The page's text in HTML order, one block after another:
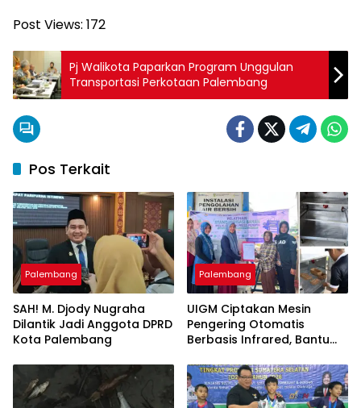
Post Views: 172
Pj Walikota Paparkan Program Unggulan
Transportasi Perkotaan Palembang
Pos Terkait
Palembang
SAH! M. Djody Nugraha
Dilantik Jadi Anggota DPRD
Kota Palembang
Palembang
UIGM Ciptakan Mesin
Pengering Otomatis
Berbasis Infrared, Bantu
Pulau Kemaro